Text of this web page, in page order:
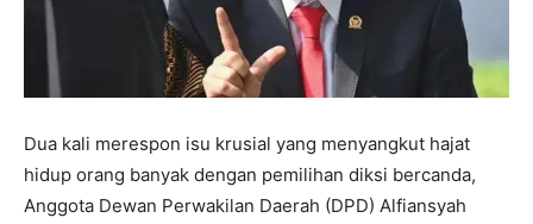
Dua kali merespon isu krusial yang menyangkut hajat
hidup orang banyak dengan pemilihan diksi bercanda,
Anggota Dewan Perwakilan Daerah (DPD) Alfiansyah